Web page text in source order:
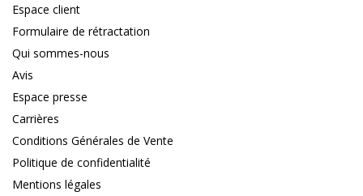
Espace client
Formulaire de rétractation
Qui sommes-nous
Avis
Espace presse
Carrières
Conditions Générales de Vente
Politique de confidentialité
Mentions légales